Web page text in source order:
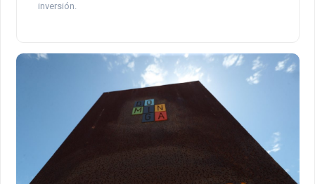
inversión.